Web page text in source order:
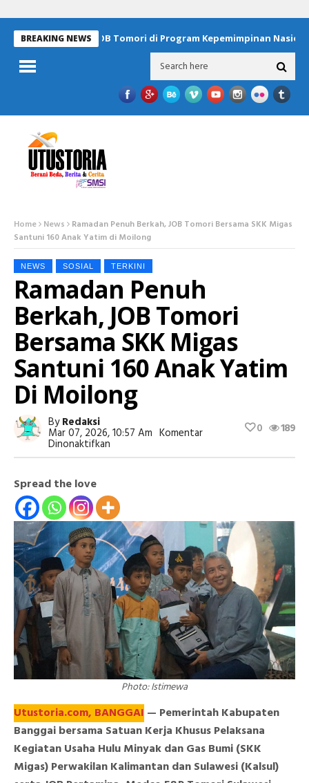
BREAKING NEWS
Operasi JOB Tomori di Program Kepemimpinan Nasional
Home News Ramadan Penuh Berkah, JOB Tomori Bersama SKK Migas
Santuni 160 Anak Yatim di Moilong
NEWS SOSIAL TERKINI
Ramadan Penuh
Berkah, JOB Tomori
Bersama SKK Migas
Santuni 160 Anak Yatim
Di Moilong
ByRedaksi
Mar 07, 2026, 10:57 Am Komentar
Dinonaktifkan
Ramadan
Tomori
Bersama
SKK
Migas
Santuni
160
Anak
Yatim
Di
Moilong
189
0
Spread the love
Photo: Istimewa
Utustoria.com, BANGGAI — Pemerintah Kabupaten
Banggai bersama Satuan Kerja Khusus Pelaksana
Kegiatan Usaha Hulu Minyak dan Gas Bumi (SKK
Migas) Perwakilan Kalimantan dan Sulawesi (Kalsul)